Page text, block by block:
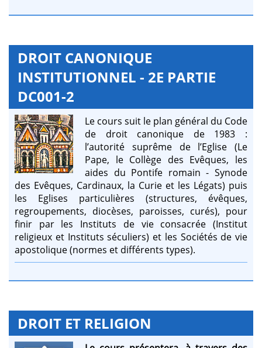
DROIT CANONIQUE
INSTITUTIONNEL - 2E PARTIE
DC001-2
Le cours suit le plan général du Code
de droit canonique de 1983 :
l’autorité suprême de l’Eglise (Le
Pape, le Collège des Evêques, les
aides du Pontife romain - Synode
des Evêques, Cardinaux, la Curie et les Légats) puis
les Eglises particulières (structures, évêques,
regroupements, diocèses, paroisses, curés), pour
finir par les Instituts de vie consacrée (Institut
religieux et Instituts séculiers) et les Sociétés de vie
apostolique (normes et différents types).
DROIT ET RELIGION